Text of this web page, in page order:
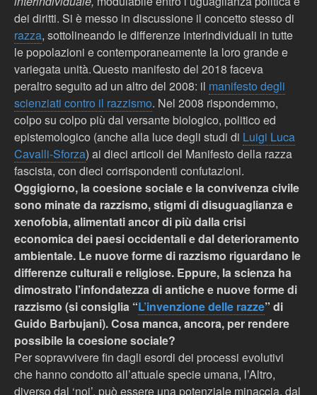
dei diritti. Si è messo in discussione il concetto stesso di
razza, sottolineando le differenze interindividuali in tutte
le popolazioni e contemporaneamente la loro grande e
variegata unità. Questo manifesto del 2018 faceva
peraltro seguito ad un altro del 2008: il manifesto degli
scienziati contro il razzismo. Nel 2008 rispondemmo,
colpo su colpo più dal versante biologico, politico ed
epistemologico (anche alla luce degli studi di Luigi Luca
Cavalli-Sforza) ai dieci articoli del Manifesto della razza
fascista, con dieci corrispondenti confutazioni.
Oggigiorno, la coesione sociale e la convivenza civile
sono minate da razzismo, stigmi di disuguaglianza e
xenofobia, alimentati ancor di più dalla crisi
economica dei paesi occidentali e dal deterioramento
ambientale. Le nuove forme di razzismo riguardano le
differenze culturali e religiose. Eppure, la scienza ha
dimostrato l’infondatezza di antiche e nuove forme di
razzismo (si consiglia “L’invenzione delle razze” di
Guido Barbujani). Cosa manca, ancora, per rendere
possibile la coesione sociale?
Per sopravvivere fin dagli esordi dei processi evolutivi
che hanno condotto all’attuale specie umana, l’Altro,
diverso dal ‘noi’, può essere una potenziale minaccia, dal